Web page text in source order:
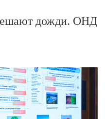
дожди. ОНД